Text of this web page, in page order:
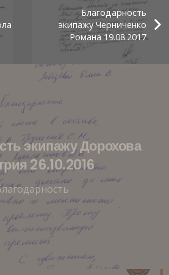
Благодарность
экипажу Черниченко
Романа 19.08.2017
экипажу Дорохова
26.10.2016